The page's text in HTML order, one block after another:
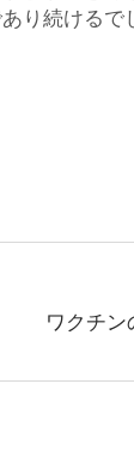
り続けるで
ワクチ